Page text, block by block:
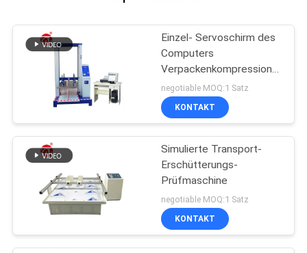
Einzel- Servoschirm des
Computers
Verpackenkompressions-
Festigkeitsprüfungs-
Maschine
negotiable MOQ:1 Satz
KONTAKT
Simulierte Transport-
Erschütterungs-
Prüfmaschine
negotiable MOQ:1 Satz
KONTAKT